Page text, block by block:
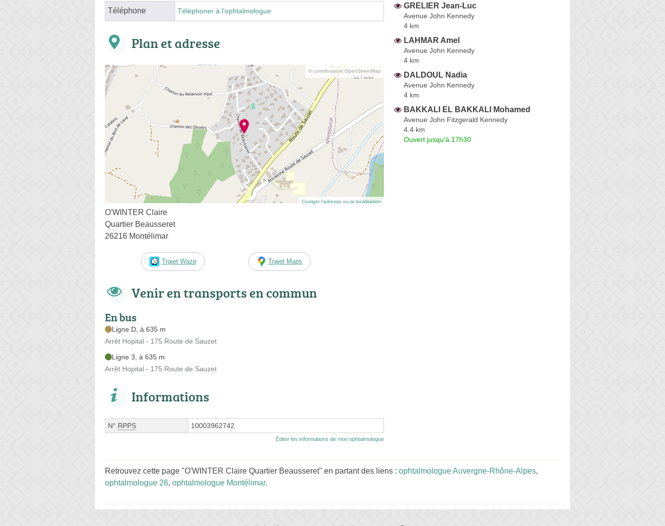
Téléphone Téléphoner à l'ophtalmologue
Plan et adresse
© contributeurs OpenStreetMap
Corriger l’adresse ou la localisation
O'WINTER Claire
Quartier Beausseret
26216 Montélimar
Trajet Waze Trajet Maps
Venir en transports en commun
En bus
Ligne D, à 635 m
Arrêt Hopital - 175 Route de Sauzet
Ligne 3, à 635 m
Arrêt Hopital - 175 Route de Sauzet
Informations
N° RPPS 10003962742
Éditer les informations de mon ophtalmologue
GRELIER Jean-Luc
Avenue John Kennedy
4 km
LAHMAR Amel
Avenue John Kennedy
4 km
DALDOUL Nadia
Avenue John Kennedy
4 km
BAKKALI EL BAKKALI Mohamed
Avenue John Fitzgerald Kennedy
4.4 km
Ouvert jusqu'à 17h30
Retrouvez cette page "O'WINTER Claire Quartier Beausseret" en partant des liens : ophtalmologue Auvergne-Rhône-Alpes,
ophtalmologue 26, ophtalmologue Montélimar.